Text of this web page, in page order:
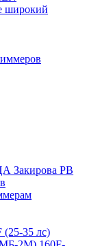
широкий
Закирова РВ
(25-35 лс)